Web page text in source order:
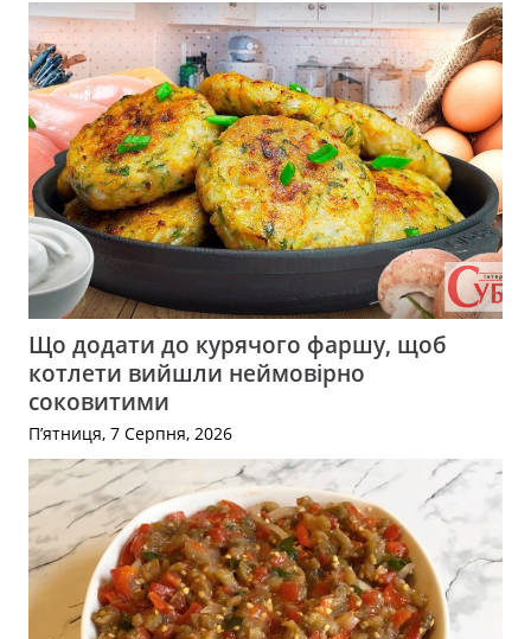
Що додати до курячого фаршу, щоб
котлети вийшли неймовірно
соковитими
П’ятниця, 7 Серпня, 2026